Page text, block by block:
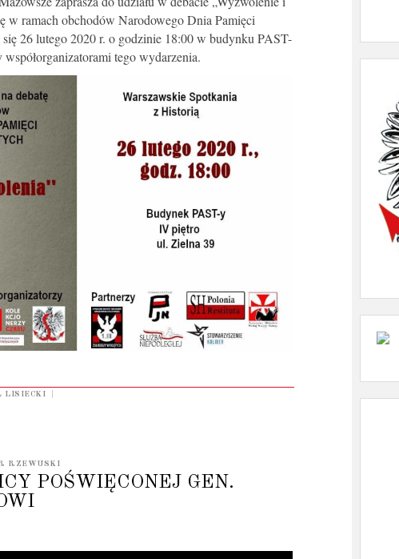
w ramach obchodów Narodowego Dnia Pamięci
26 lutego 2020 r. o godzinie 18:00 w budynku PAST-
tego wydarzenia.
LISIECKI
RZEWUSKI
POŚWIĘCONEJ GEN.